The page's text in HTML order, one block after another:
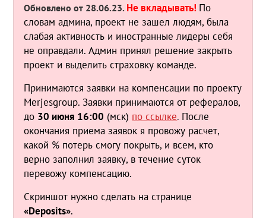
Обновлено от 28.06.23. Не вкладывать! По
словам админа, проект не зашел людям, была
слабая активность и иностранные лидеры себя
не оправдали. Админ принял решение закрыть
проект и выделить страховку команде.
Принимаются заявки на компенсации по проекту
Merjesgroup. Заявки принимаются от рефералов,
до 30 июня 16:00 (мск) по ссылке. После
окончания приема заявок я провожу расчет,
какой % потерь смогу покрыть, и всем, кто
верно заполнил заявку, в течение суток
перевожу компенсацию.
Скриншот нужно сделать на странице
«Deposits».